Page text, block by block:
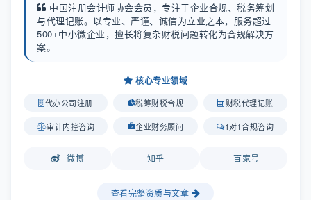
中国注册会计师协会会员，专注于企业合规、税务筹划
与代理记账。以专业、严谨、诚信为立业之本，服务超过
500+中小微企业，擅长将复杂财税问题转化为合规解决方
案。
核心专业领域
代办公司注册 税筹财税合规 财税代理记账
审计内控咨询 企业财务顾问 1对1合规咨询
微博 知乎 百家号
查看完整资质与文章